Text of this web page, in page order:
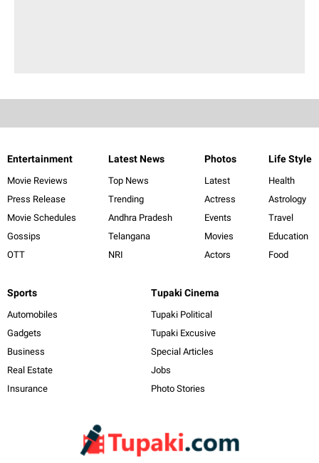
Entertainment
Movie Reviews
Press Release
Movie Schedules
Gossips
OTT
Latest News
Top News
Trending
Andhra Pradesh
Telangana
NRI
Photos
Latest
Actress
Events
Movies
Actors
Life Style
Health
Astrology
Travel
Education
Food
Sports
Automobiles
Gadgets
Business
Real Estate
Insurance
Tupaki Cinema
Tupaki Political
Tupaki Excusive
Special Articles
Jobs
Photo Stories